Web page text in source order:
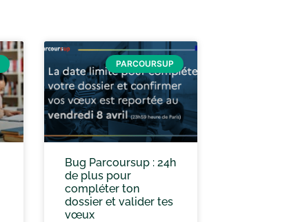
PARCOURSUP
Bug Parcoursup : 24h
de plus pour
compléter ton
dossier et valider tes
vœux